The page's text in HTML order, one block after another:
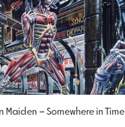
Maiden – Somewhere in Time